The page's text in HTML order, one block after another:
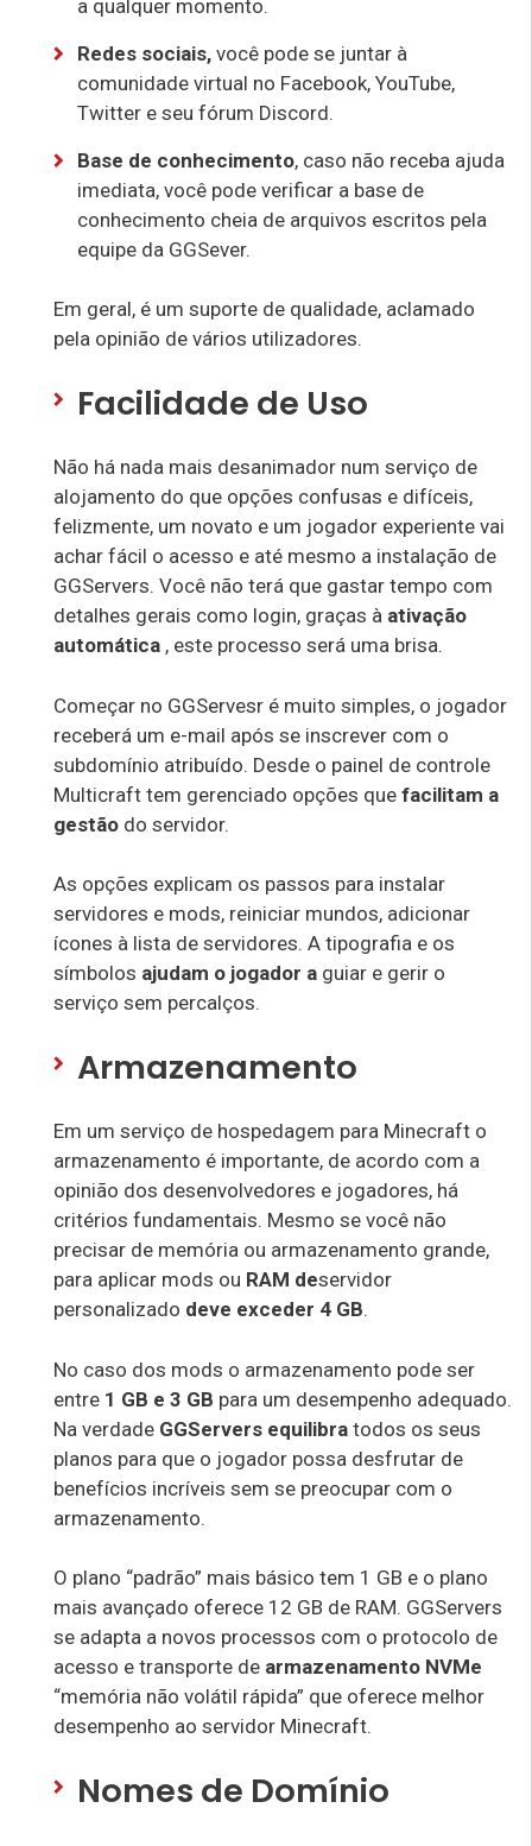
a qualquer momento.
Redes sociais, você pode se juntar à
comunidade virtual no Facebook, YouTube,
Twitter e seu fórum Discord.
Base de conhecimento, caso não receba ajuda
imediata, você pode verificar a base de
conhecimento cheia de arquivos escritos pela
equipe da GGSever.
Em geral, é um suporte de qualidade, aclamado
pela opinião de vários utilizadores.
Facilidade de Uso
Não há nada mais desanimador num serviço de
alojamento do que opções confusas e difíceis,
felizmente, um novato e um jogador experiente vai
achar fácil o acesso e até mesmo a instalação de
GGServers. Você não terá que gastar tempo com
detalhes gerais como login, graças à ativação
automática , este processo será uma brisa.
Começar no GGServesr é muito simples, o jogador
receberá um e-mail após se inscrever com o
subdomínio atribuído. Desde o painel de controle
Multicraft tem gerenciado opções que facilitam a
gestão do servidor.
As opções explicam os passos para instalar
servidores e mods, reiniciar mundos, adicionar
ícones à lista de servidores. A tipografia e os
símbolos ajudam o jogador a guiar e gerir o
serviço sem percalços.
Armazenamento
Em um serviço de hospedagem para Minecraft o
armazenamento é importante, de acordo com a
opinião dos desenvolvedores e jogadores, há
critérios fundamentais. Mesmo se você não
precisar de memória ou armazenamento grande,
para aplicar mods ou RAM deservidor
personalizado deve exceder 4 GB.
No caso dos mods o armazenamento pode ser
entre 1 GB e 3 GB para um desempenho adequado.
Na verdade GGServers equilibra todos os seus
planos para que o jogador possa desfrutar de
benefícios incríveis sem se preocupar com o
armazenamento.
O plano “padrão” mais básico tem 1 GB e o plano
mais avançado oferece 12 GB de RAM. GGServers
se adapta a novos processos com o protocolo de
acesso e transporte de armazenamento NVMe
“memória não volátil rápida” que oferece melhor
desempenho ao servidor Minecraft.
Nomes de Domínio